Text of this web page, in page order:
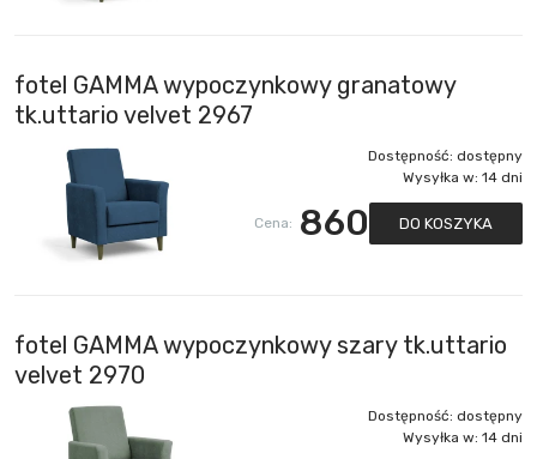
fotel GAMMA wypoczynkowy granatowy
tk.uttario velvet 2967
Dostępność: dostępny
Wysyłka w: 14 dni
Cena: 860 DO KOSZYKA
fotel GAMMA wypoczynkowy szary tk.uttario
velvet 2970
Dostępność: dostępny
Wysyłka w: 14 dni